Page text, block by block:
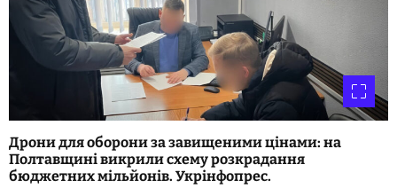
а
п
Дрони для оборони за завищеними цінами: на
Полтавщині викрили схему розкрадання
бюджетних мільйонів. Укрінфопрес.